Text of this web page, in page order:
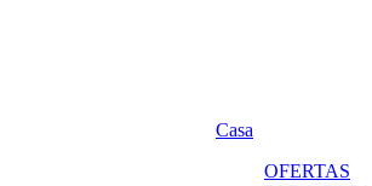
Casa
OFERTAS